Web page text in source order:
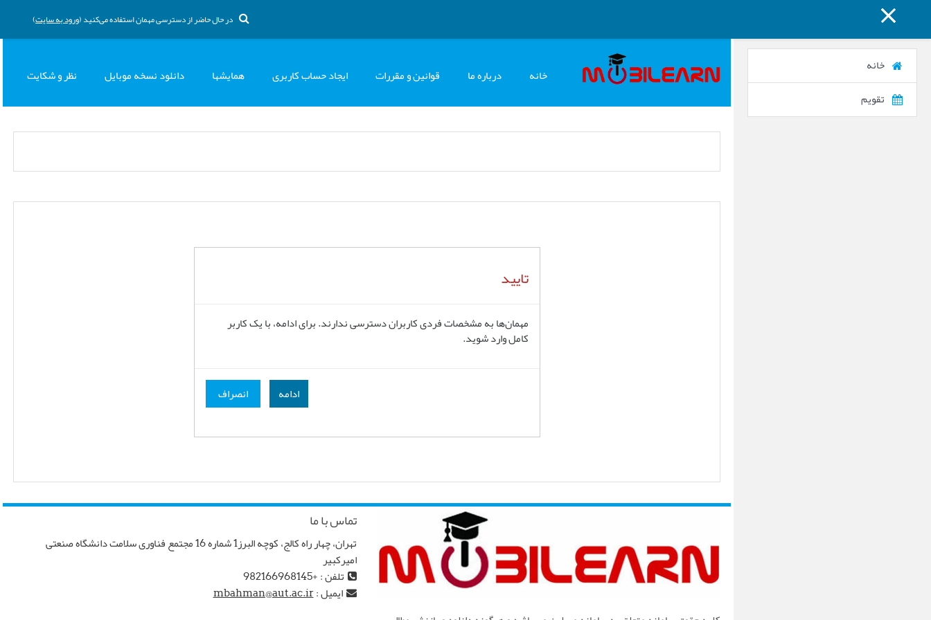
پنل کناری در حال حاضر از دسترسی مهمان استفاده می‌کنید (ورود به سایت)
خانه درباره ما قوانین و مقررات ایجاد حساب کاربری همایشها دانلود نسخه موبایل نظر و شکایت
تایید
مهمان‌ها به مشخصات فردی کاربران دسترسی ندارند. برای ادامه، با یک کاربر
کامل وارد شوید.
ادامه انصراف
خانه
تقویم
تماس با ما
تهران، چهار راه کالج، کوچه البرز1 شماره 16 مجتمع فناوری سلامت دانشگاه صنعتی
امیرکبیر
تلفن : +982166968145
ایمیل :mbahman@aut.ac.ir